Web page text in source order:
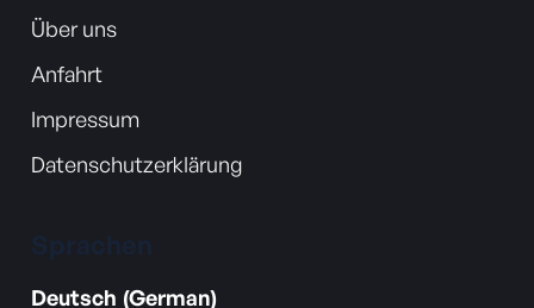
Über uns
Anfahrt
Impressum
Datenschutzerklärung
Deutsch (German)